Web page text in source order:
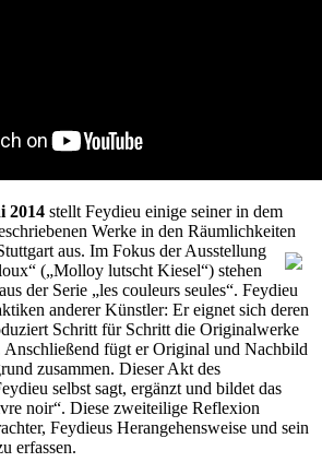
2014 stellt Feydieu einige seiner in dem
Werke in den Räumlichkeiten
aus. Im Fokus der Ausstellung
(„Molloy lutscht Kiesel“) stehen
der Serie „les couleurs seules“. Feydieu
anderer Künstler: Er eignet sich deren
Schritt für Schritt die Originalwerke
fügt er Original und Nachbild
zusammen. Dieser Akt des
selbst sagt, ergänzt und bildet das
noir“. Diese zweiteilige Reflexion
Feydieus Herangehensweise und sein
erfassen.